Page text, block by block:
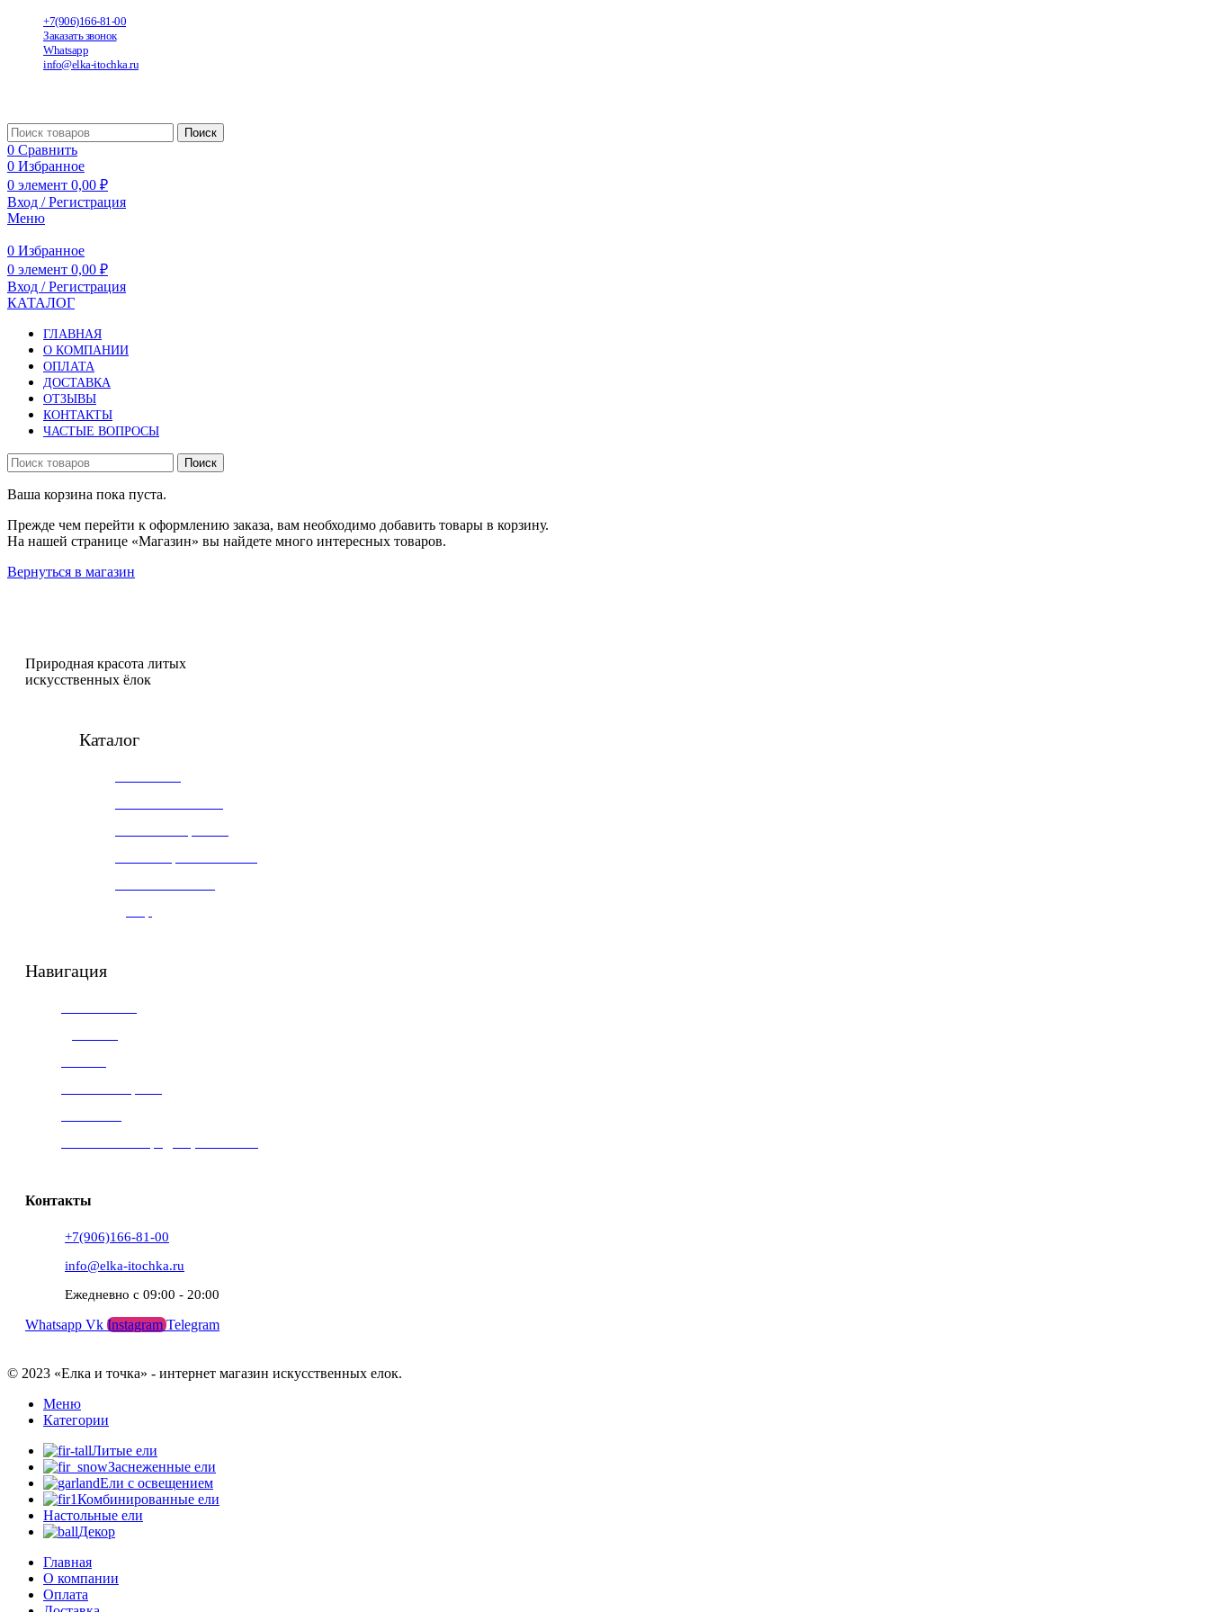
+7(906)166-81-00
Заказать звонок
Whatsapp
info@elka-itochka.ru
Поиск
0 Сравнить
0 Избранное
0 элемент 0,00 ₽
Вход / Регистрация
Меню
0 Избранное
0 элемент 0,00 ₽
Вход / Регистрация
КАТАЛОГ
ГЛАВНАЯ
О КОМПАНИИ
ОПЛАТА
ДОСТАВКА
ОТЗЫВЫ
КОНТАКТЫ
ЧАСТЫЕ ВОПРОСЫ
Поиск
Ваша корзина пока пуста.
Прежде чем перейти к оформлению заказа, вам необходимо добавить товары в корзину.
На нашей странице «Магазин» вы найдете много интересных товаров.
Вернуться в магазин
Природная красота литых
искусственных ёлок
Каталог
Навигация
Контакты
+7(906)166-81-00
info@elka-itochka.ru
Ежедневно с 09:00 - 20:00
Whatsapp Vk Instagram Telegram
© 2023 «Елка и точка» - интернет магазин искусственных елок.
Меню
Категории
Литые ели
Заснеженные ели
Ели с освещением
Комбинированные ели
Настольные ели
Декор
Главная
О компании
Оплата